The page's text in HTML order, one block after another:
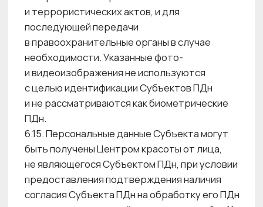
содержащей:
• правовые основания и цели обработки
персональных данных; • подтверждение
факта обработки персональных данных ;
• цели и применяемые Центром красоты
способы обработки персональных данных;
• наименование и место нахождения Центра
красоты, сведения о лицах, которые имеют
доступ к персональным данным или которым
могут быть раскрыты персональные данные
на основании договора с центром красоты или
на основании федерального закона;
• обрабатываемые персональные данные,
относящиеся к соответствующему Субъекту
ПДн, источник их получения, если иной
порядок представления таких данных
не предусмотрен федеральным законом;
• сроки обработки персональных данных,